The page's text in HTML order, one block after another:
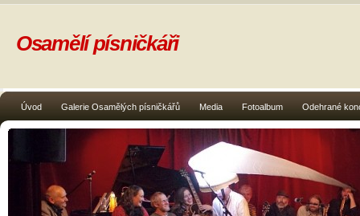
Úvod Galerie Osamělých písničkářů Media Fotoalbum Odehrané
Osamělí písničkáři